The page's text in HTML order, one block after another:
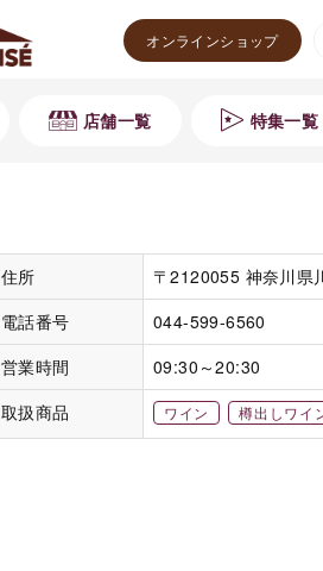
オンラインショップ
店舗一覧 特集一覧
住所
〒2120055 神奈川県
電話番号
044-599-6560
営業時間
09:30～20:30
取扱商品
ワイン 樽出しワイ